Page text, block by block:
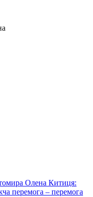
Олена Китиця:
перемога – перемога